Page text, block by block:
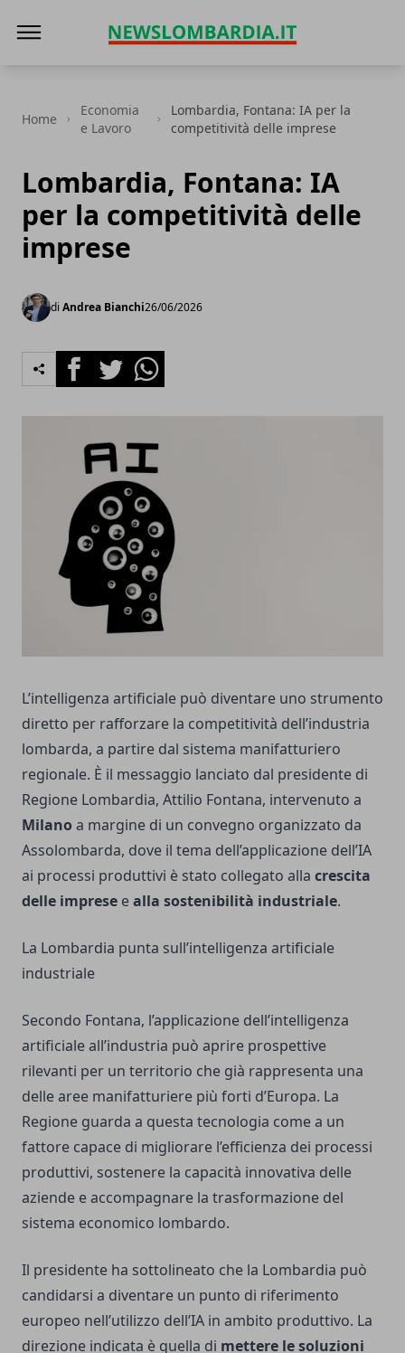
Home
Economia
e Lavoro
Lombardia, Fontana: IA per la
competitività delle imprese
Lombardia, Fontana: IA
per la competitività delle
imprese
di Andrea Bianchi26/06/2026
FacebookTwitterWhatsapp
L’intelligenza artificiale può diventare uno strumento
diretto per rafforzare la competitività dell’industria
lombarda, a partire dal sistema manifatturiero
regionale. È il messaggio lanciato dal presidente di
Regione Lombardia, Attilio Fontana, intervenuto a
Milano a margine di un convegno organizzato da
Assolombarda, dove il tema dell’applicazione dell’IA
ai processi produttivi è stato collegato alla crescita
delle imprese ealla sostenibilità industriale.
La Lombardia punta sull’intelligenza artificiale
industriale
Secondo Fontana, l’applicazione dell’intelligenza
artificiale all’industria può aprire prospettive
rilevanti per un territorio che già rappresenta una
delle aree manifatturiere più forti d’Europa. La
Regione guarda a questa tecnologia come a un
fattore capace di migliorare l’efficienza dei processi
produttivi, sostenere la capacità innovativa delle
aziende e accompagnare la trasformazione del
sistema economico lombardo.
Il presidente ha sottolineato che la Lombardia può
candidarsi a diventare un punto di riferimento
europeo nell’utilizzo dell’IA in ambito produttivo. La
direzione indicata è quella di mettere le soluzioni